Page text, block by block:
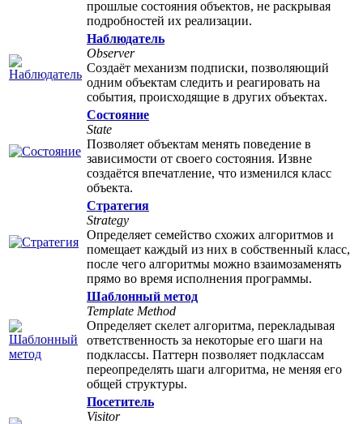
прошлые состояния объектов, не раскрывая
подробностей их реализации.
Наблюдатель
Observer
Создаёт механизм подписки, позволяющий
одним объектам следить и реагировать на
события, происходящие в других объектах.
Состояние
State
Позволяет объектам менять поведение в
зависимости от своего состояния. Извне
создаётся впечатление, что изменился класс
объекта.
Стратегия
Strategy
Определяет семейство схожих алгоритмов и
помещает каждый из них в собственный класс,
после чего алгоритмы можно взаимозаменять
прямо во время исполнения программы.
Шаблонный метод
Template Method
Определяет скелет алгоритма, перекладывая
ответственность за некоторые его шаги на
подклассы. Паттерн позволяет подклассам
переопределять шаги алгоритма, не меняя его
общей структуры.
Посетитель
Visitor